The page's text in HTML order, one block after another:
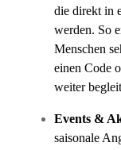
die direkt in
werden. So
Menschen
einen Code
weiter
Events &
saisonale